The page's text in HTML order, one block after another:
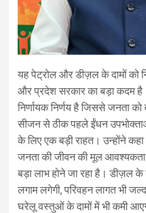
यह पेट्रोल और डीज़ल के दामों को
और प्रदेश सरकार का बड़ा कदम
निर्णायक निर्णय है जिससे जनता को
सीजन से ठीक पहले ईंधन
के लिए एक बड़ी राहत। उन्होंने
जनता की जीवन की मूल
बड़ा लाभ होने जा रहा है। डीज़ल के
लगाम लगेगी, परिवहन लागत भी
घरेलू वस्तुओं के दामों में भी कमी